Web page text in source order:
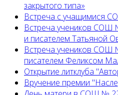
закрытого типа»
Встреча с учащимися
Встреча учеников СОШ
и писателем Татьяной
Встреча учеников СОШ
писателем Феликсом
Открытие литклуба
Вручение премии